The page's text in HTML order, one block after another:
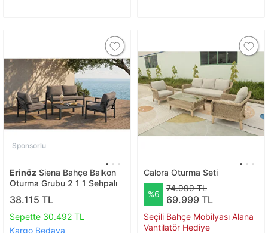
Sponsorlu
Erinöz Siena Bahçe Balkon
Oturma Grubu 2 1 1 Sehpalı
38.115 TL
Sepette 30.492 TL
Kargo Bedava
Calora Oturma Seti
%6
74.999 TL
69.999 TL
Seçili Bahçe Mobilyası Alana
Vantilatör Hediye